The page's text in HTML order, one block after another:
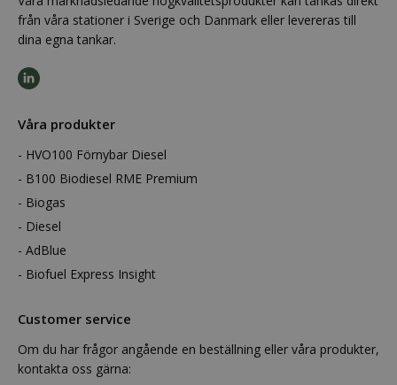
från våra stationer i Sverige och Danmark eller levereras till
dina egna tankar.
Våra produkter
HVO100 Förnybar Diesel
B100 Biodiesel RME Premium
Biogas
Diesel
AdBlue
Biofuel Express Insight
Customer service
Om du har frågor angående en beställning eller våra produkter,
kontakta oss gärna: